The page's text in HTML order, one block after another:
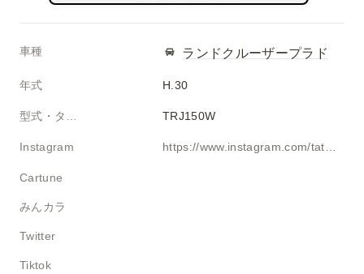
車種 ランドクルーザープラド
年式 H.30
TRJ150W
Instagram
Cartune
みんカラ
Twitter
Tiktok